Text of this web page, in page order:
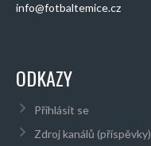
info@fotbaltemice.cz
ODKAZY
Přihlásit se
Zdroj kanálů (příspěvky)